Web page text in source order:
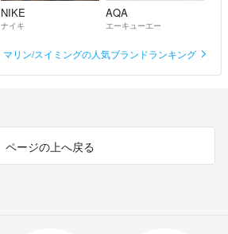
NIKE
ナイキ
AQA
エーキューエー
マリン/スイミングの人気ブランドランキング
ページの上へ戻る